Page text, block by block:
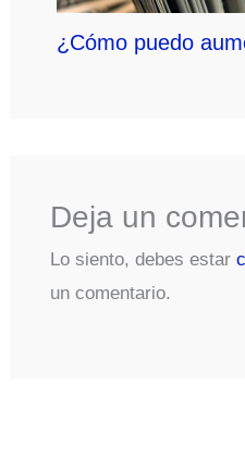
¿Cómo puedo
Deja un
Lo siento, debes estar
un comentario.